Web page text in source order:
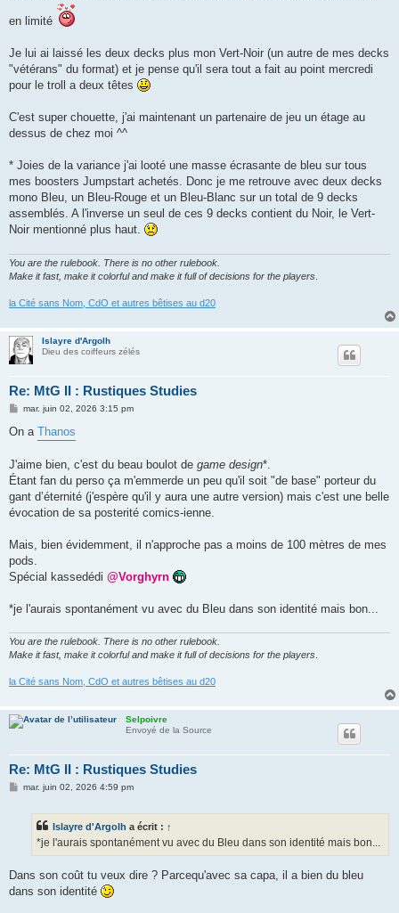
en limité
Je lui ai laissé les deux decks plus mon Vert-Noir (un autre de mes decks
"vétérans" du format) et je pense qu'il sera tout a fait au point mercredi
pour le troll a deux têtes
C'est super chouette, j'ai maintenant un partenaire de jeu un étage au
dessus de chez moi ^^
* Joies de la variance j'ai looté une masse écrasante de bleu sur tous
mes boosters Jumpstart achetés. Donc je me retrouve avec deux decks
mono Bleu, un Bleu-Rouge et un Bleu-Blanc sur un total de 9 decks
assemblés. A l'inverse un seul de ces 9 decks contient du Noir, le Vert-
Noir mentionné plus haut.
You are the rulebook. There is no other rulebook.
Make it fast, make it colorful and make it full of decisions for the players
la Cité sans Nom, CdO et autres bêtises au d20
Islayre d'Argolh
Dieu des coiffeurs zélés
Re: MtG II : Rustiques Studies
M
s
g
e
mar. juin 02, 2026 3:15 pm
On a Thanos
J'aime bien, c'est du beau boulot de game design*.
Étant fan du perso ça m'emmerde un peu qu'il soit "de base" porteur du
gant d’éternité (j'espère qu'il y aura une autre version) mais c'est une belle
évocation de sa posterité comics-ienne.
Mais, bien évidemment, il n'approche pas a moins de 100 mètres de mes
pods.
Spécial kassedédi @Vorghyrn
*je l'aurais spontanément vu avec du Bleu dans son identité mais bon...
You are the rulebook. There is no other rulebook.
Make it fast, make it colorful and make it full of decisions for the players
la Cité sans Nom, CdO et autres bêtises au d20
Selpoivre
Envoyé de la Source
Re: MtG II : Rustiques Studies
Mmar. juin 02, 2026 4:59 pm
Islayre d'Argolh a écrit : ↑
*je l'aurais spontanément vu avec du Bleu dans son identité mais bon...
Dans son coût tu veux dire ? Parcequ'avec sa capa, il a bien du bleu
dans son identité